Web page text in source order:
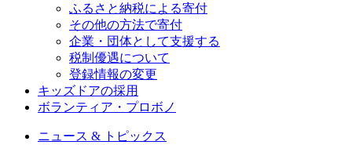
ふるさと納税による寄付
その他の方法で寄付
企業・団体として支援する
税制優遇について
登録情報の変更
キッズドアの採用
ボランティア・プロボノ
ニュース & トピックス